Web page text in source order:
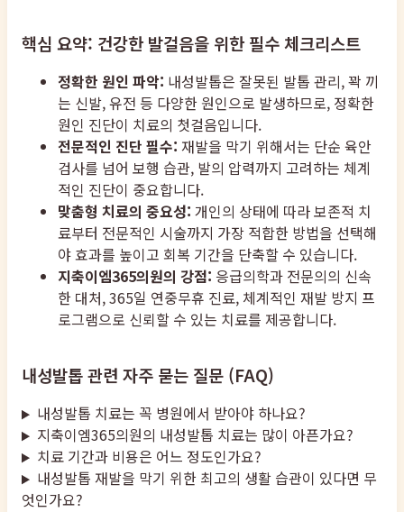
핵심 요약: 건강한 발걸음을 위한 필수 체크리스트
정확한 원인 파악: 내성발톱은 잘못된 발톱 관리, 꽉 끼
는 신발, 유전 등 다양한 원인으로 발생하므로, 정확한
원인 진단이 치료의 첫걸음입니다.
전문적인 진단 필수: 재발을 막기 위해서는 단순 육안
검사를 넘어 보행 습관, 발의 압력까지 고려하는 체계
적인 진단이 중요합니다.
맞춤형 치료의 중요성: 개인의 상태에 따라 보존적 치
료부터 전문적인 시술까지 가장 적합한 방법을 선택해
야 효과를 높이고 회복 기간을 단축할 수 있습니다.
지축이엠365의원의 강점: 응급의학과 전문의의 신속
한 대처, 365일 연중무휴 진료, 체계적인 재발 방지 프
로그램으로 신뢰할 수 있는 치료를 제공합니다.
내성발톱 관련 자주 묻는 질문 (FAQ)
내성발톱 치료는 꼭 병원에서 받아야 하나요?
지축이엠365의원의 내성발톱 치료는 많이 아픈가요?
치료 기간과 비용은 어느 정도인가요?
내성발톱 재발을 막기 위한 최고의 생활 습관이 있다면 무
엇인가요?